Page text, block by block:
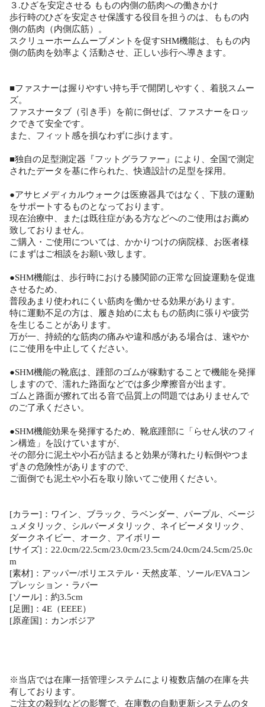
３.ひざを安定させる ももの内側の筋肉への働きかけ
歩行時のひざを安定させ保護する役目を担うのは、ももの内
側の筋肉（内側広筋）。
スクリューホームムーブメントを促すSHM機能は、ももの内
側の筋肉を効率よく活動させ、正しい歩行へ導きます。
■ファスナーは握りやすい持ち手で開閉しやすく、着脱スムー
ズ。
ファスナータブ（引き手）を前に倒せば、ファスナーをロッ
クできて安全です。
また、フィット感を損なわずに歩けます。
■独自の足型測定器『フットグラファー』により、全国で測定
されたデータを基に作られた、快適設計の足型を採用。
●アサヒメディカルウォークは医療器具ではなく、下肢の運動
をサポートするものとなっております。
現在治療中、または既往症がある方などへのご使用はお薦め
致しておりません。
ご購入・ご使用については、かかりつけの病院様、お医者様
にまずはご相談をお願い致します。
●SHM機能は、歩行時における膝関節の正常な回旋運動を促進
させるため、
普段あまり使われにくい筋肉を働かせる効果があります。
特に運動不足の方は、履き始めに太ももの筋肉に張りや疲労
を生じることがあります。
万が一、持続的な筋肉の痛みや違和感がある場合は、速やか
にご使用を中止してください。
●SHM機能の靴底は、踵部のゴムが稼動することで機能を発揮
しますので、濡れた路面などでは多少摩擦音が出ます。
ゴムと路面が擦れて出る音で品質上の問題ではありませんで
のご了承ください。
●SHM機能効果を発揮するため、靴底踵部に「らせん状のフィ
ン構造」を設けていますが、
その部分に泥土や小石が詰まると効果が薄れたり転倒やつま
ずきの危険性がありますので、
ご面倒でも泥土や小石を取り除いてご使用ください。
[カラー]：ワイン、ブラック、ラベンダー、パープル、ベージ
ュメタリック、シルバーメタリック、ネイビーメタリック、
ダークネイビー、オーク、アイボリー
[サイズ]：22.0cm/22.5cm/23.0cm/23.5cm/24.0cm/24.5cm/25.0c
m
[素材]：アッパー/ポリエステル・天然皮革、ソール/EVAコン
プレッション・ラバー
[ソール]：約3.5cm
[足囲]：4E（EEEE）
[原産国]：カンボジア
※当店では在庫一括管理システムにより複数店舗の在庫を共
有しております。
ご注文の殺到などの影響で、在庫数の自動更新システムのタ